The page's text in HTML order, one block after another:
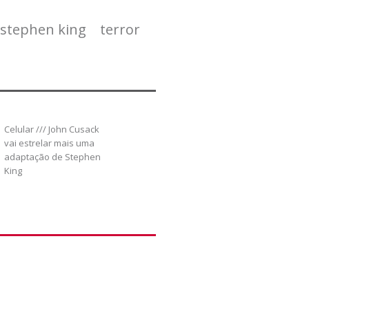
stephen king terror
Celular /// John Cusack
vai estrelar mais uma
adaptação de Stephen
King